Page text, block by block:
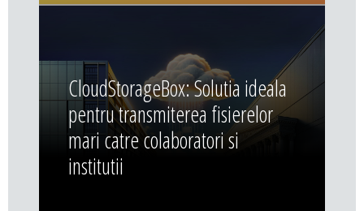
CloudStorageBox: Solutia ideala
pentru transmiterea fisierelor
mari catre colaboratori si
institutii